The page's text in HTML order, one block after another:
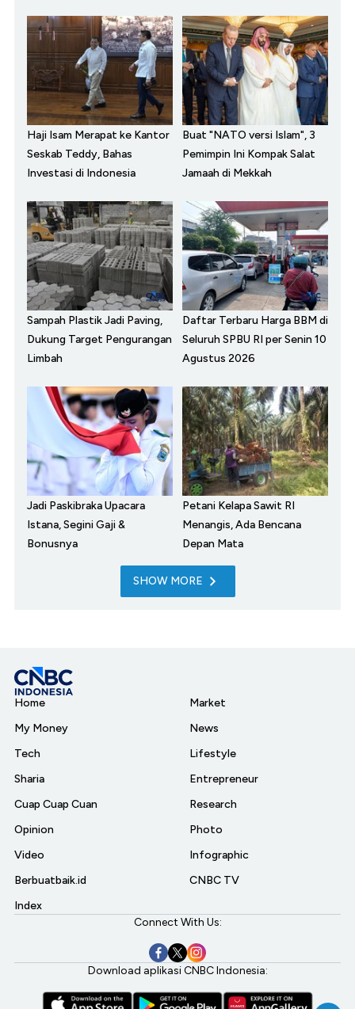
Haji Isam Merapat ke Kantor
Seskab Teddy, Bahas
Investasi di Indonesia
Buat "NATO versi Islam", 3
Pemimpin Ini Kompak Salat
Jamaah di Mekkah
Sampah Plastik Jadi Paving,
Dukung Target Pengurangan
Limbah
Daftar Terbaru Harga BBM di
Seluruh SPBU RI per Senin 10
Agustus 2026
Jadi Paskibraka Upacara
Istana, Segini Gaji &
Bonusnya
Petani Kelapa Sawit RI
Menangis, Ada Bencana
Depan Mata
SHOW MORE
Home
My Money
Tech
Sharia
Cuap Cuap Cuan
Opinion
Video
Berbuatbaik.id
Index
Market
News
Lifestyle
Entrepreneur
Research
Photo
Infographic
CNBC TV
Connect With Us:
Download aplikasi CNBC Indonesia: